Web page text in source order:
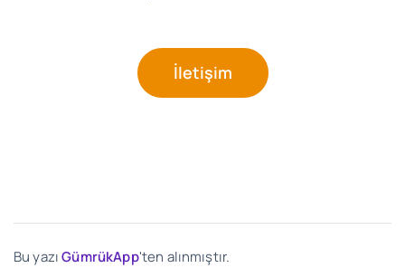
İletişim
Bu yazıGümrükApp'ten alınmıştır.